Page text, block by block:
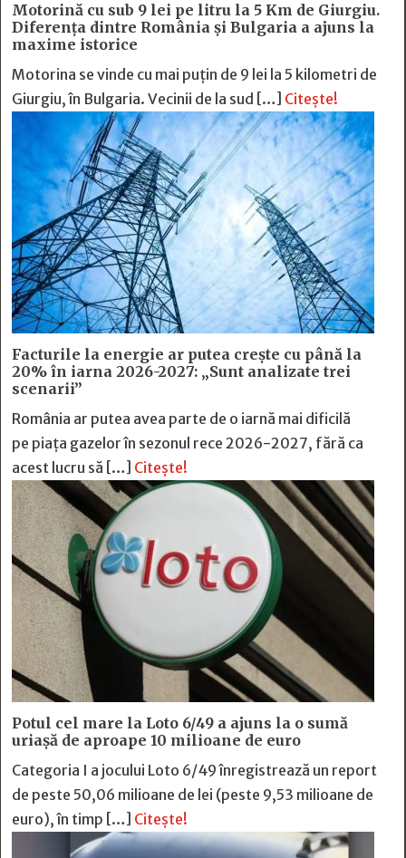
Motorină cu sub 9 lei pe litru la 5 Km de Giurgiu.
Diferența dintre România și Bulgaria a ajuns la
maxime istorice
Motorina se vinde cu mai puțin de 9 lei la 5 kilometri de
Giurgiu, în Bulgaria. Vecinii de la sud […] Citește!
Facturile la energie ar putea crește cu până la
20% în iarna 2026-2027: „Sunt analizate trei
scenarii”
România ar putea avea parte de o iarnă mai dificilă
pe piața gazelor în sezonul rece 2026-2027, fără ca
acest lucru să […] Citește!
Potul cel mare la Loto 6/49 a ajuns la o sumă
uriașă de aproape 10 milioane de euro
Categoria I a jocului Loto 6/49 înregistrează un report
de peste 50,06 milioane de lei (peste 9,53 milioane de
euro), în timp […] Citește!